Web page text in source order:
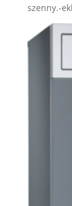
szenny.-